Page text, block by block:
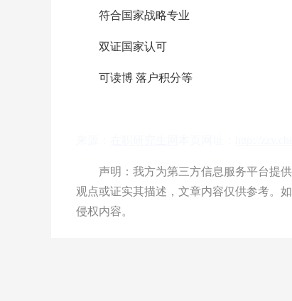
符合国家战略专业
双证国家认可
可读博 落户积分等
声明：我方为第三方信息服务平台提供
观点或证实其描述，文章内容仅供参考。
侵权内容。